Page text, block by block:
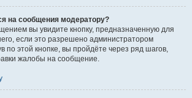
на сообщения модератору?
вы увидите кнопку, предназначенную для
если это разрешено администратором
по этой кнопке, вы пройдёте через ряд шагов,
жалобы на сообщение.